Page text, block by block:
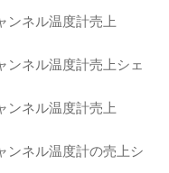
ンネル温度計売上
ンネル温度計売上シェ
ンネル温度計売上
ンネル温度計の売上シ